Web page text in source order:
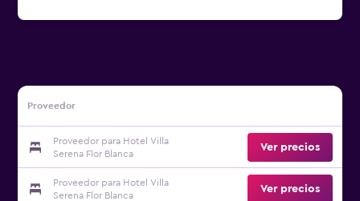
Proveedor
Proveedor para Hotel Villa
Serena Flor Blanca
Ver precios
Proveedor para Hotel Villa
Serena Flor Blanca
Ver precios